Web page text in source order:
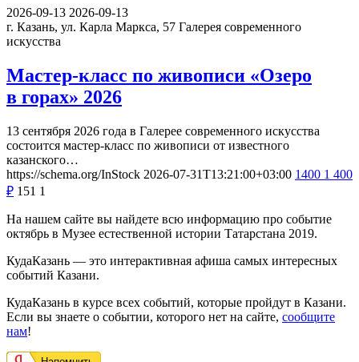
2026-09-13 2026-09-13
г. Казань, ул. Карла Маркса, 57 Галерея современного
искусства
Мастер-класс по живописи «Озеро
в горах» 2026
13 сентября 2026 года в Галерее современного искусства
состоится мастер-класс по живописи от известного
казанского…
https://schema.org/InStock 2026-07-31T13:21:00+03:00 1400 1 400
₽ 151 1
На нашем сайте вы найдете всю информацию про событие
октябрь в Музее естественной истории Татарстана 2019.
КудаКазань — это интерактивная афиша самых интересных
событий Казани.
КудаКазань в курсе всех событий, которые пройдут в Казани.
Если вы знаете о событии, которого нет на сайте, сообщите
нам!